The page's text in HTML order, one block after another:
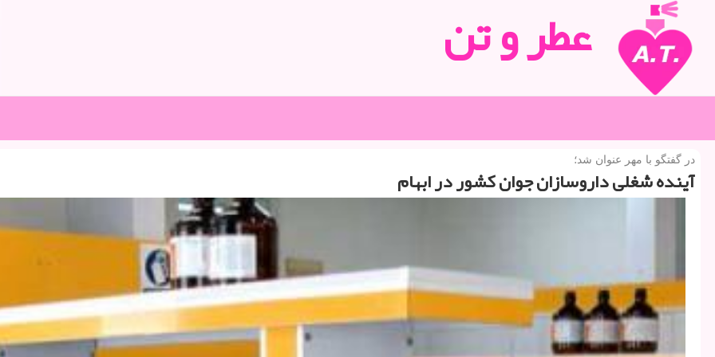
عطر و تن
در گفتگو با مهر عنوان شد؛
آینده شغلی داروسازان جوان كشور در ابهام